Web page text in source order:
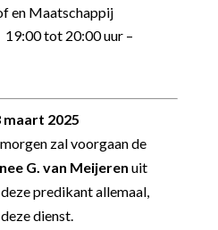
en Maatschappij
tot 20:00 uur –
maart 2025
zal voorgaan de
G. van Meijeren uit
predikant allemaal,
dienst.